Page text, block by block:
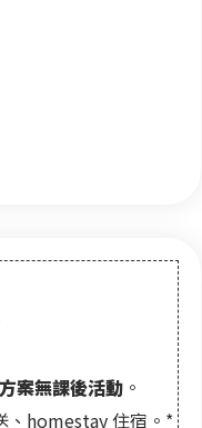
案無課後活動 。
、homestay 住宿。*